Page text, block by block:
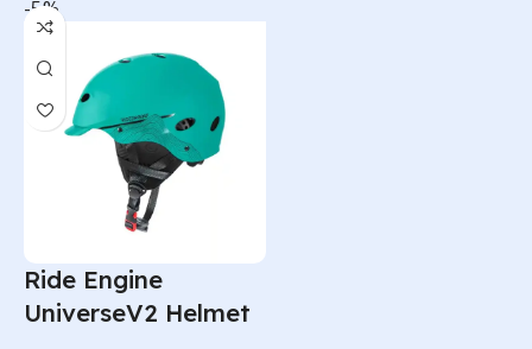
-5%
Ride Engine
UniverseV2 Helmet